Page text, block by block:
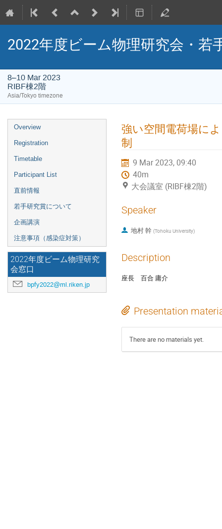
2022年度ビーム物理研究会・若
8–10 Mar 2023
RIBF棟2階
Asia/Tokyo timezone
Event
menu
Overview
Registration
Timetable
Participant List
直前情報
若手研究賞について
企画講演
注意事項（感染症対策）
2022年度ビーム物理研究
会窓口
bpfy2022@ml.riken.jp
強い空間電荷場に
制
9 Mar 2023, 09:40
40m
大会議室 (RIBF棟2階)
Speaker
地村 幹 (Tohoku University)
Description
座長 百合 庸介
Presentation
There are no materials yet.